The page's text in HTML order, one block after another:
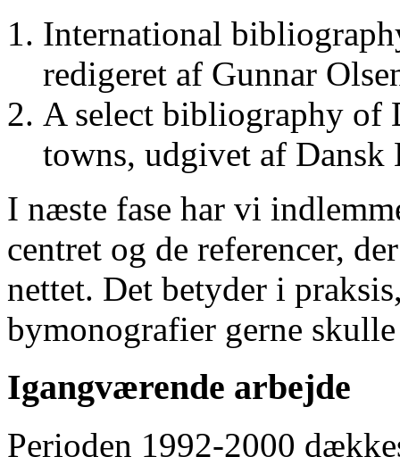
International
redigeret af Gunnar
A select bibliography of
towns, udgivet af
I næste fase har vi
centret og de referencer,
nettet. Det betyder i
bymonografier gerne
Igangværende arbejde
Perioden 1992-2000